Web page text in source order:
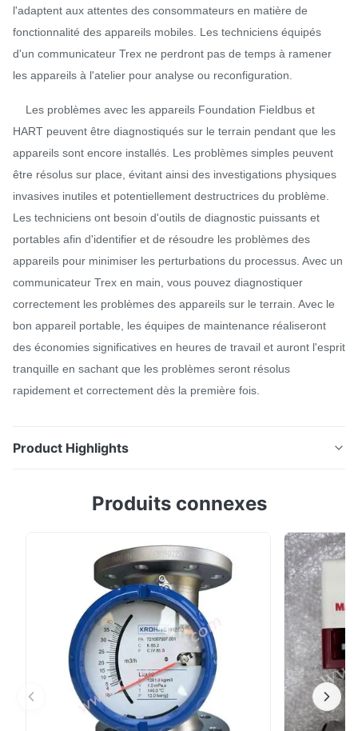
l'adaptent aux attentes des consommateurs en matière de
fonctionnalité des appareils mobiles. Les techniciens équipés
d'un communicateur Trex ne perdront pas de temps à ramener
les appareils à l'atelier pour analyse ou reconfiguration.
Les problèmes avec les appareils Foundation Fieldbus et
HART peuvent être diagnostiqués sur le terrain pendant que les
appareils sont encore installés. Les problèmes simples peuvent
être résolus sur place, évitant ainsi des investigations physiques
invasives inutiles et potentiellement destructrices du problème.
Les techniciens ont besoin d'outils de diagnostic puissants et
portables afin d'identifier et de résoudre les problèmes des
appareils pour minimiser les perturbations du processus. Avec un
communicateur Trex en main, vous pouvez diagnostiquer
correctement les problèmes des appareils sur le terrain. Avec le
bon appareil portable, les équipes de maintenance réaliseront
des économies significatives en heures de travail et auront l'esprit
tranquille en sachant que les problèmes seront résolus
rapidement et correctement dès la première fois.
Product Highlights
d'appareils portables tout en ajoutant de nouvelles
consommateurs en matière de fonctionnalité des
appareils mobiles. Les techniciens équipés d'un
communicateur Trex ne perdront pas de temps à
ramener les ...
Produits connexes